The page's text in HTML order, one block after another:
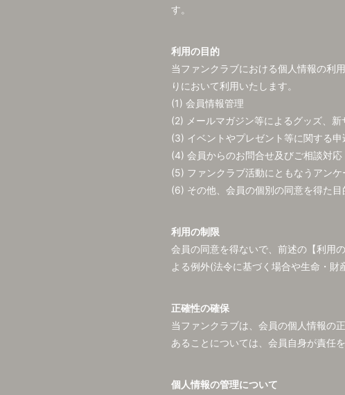
す。
利用の目的
当ファンクラブにおける個人情報の利
りにおいて利用いたします。
(1) 会員情報管理
(2) メールマガジン等によるグッズ、
(3) イベントやプレゼント等に関する
(4) 会員からのお問合せ及びご相談対応
(5) ファンクラブ活動にともなうアンケ
(6) その他、会員の個別の同意を得た目
利用の制限
会員の同意を得ないで、前述の【利用
よる例外(法令に基づく場合や生命・財
正確性の確保
当ファンクラブは、会員の個人情報の
あることについては、会員自身が責任
個人情報の管理について